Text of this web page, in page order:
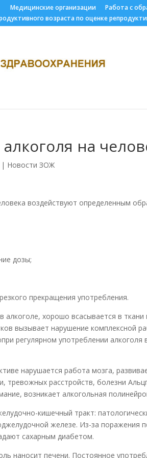
Медицинские организации Работа с
возраста по оценке
на
| Новости ЗОЖ
воздействуют определенным
дозы;
прекращения употребления.
алкоголе, хорошо всасывается в
вызывает нарушение комплексной
регулярном употреблении
нарушается работа мозга,
тревожных расстройств, болезни
возникает алкогольная
кишечный тракт:
железе. Из-за поражения
сахарным диабетом.
наносит печени. Постоянное